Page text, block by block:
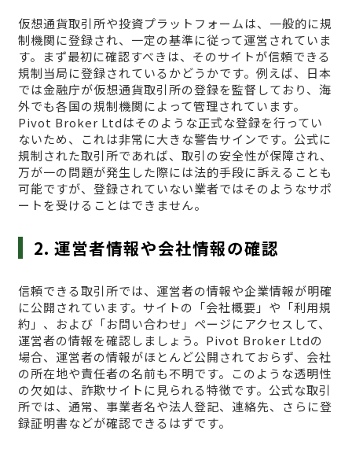
仮想通貨取引所や投資プラットフォームは、一般的に規
制機関に登録され、一定の基準に従って運営されていま
す。まず最初に確認すべきは、そのサイトが信頼できる
規制当局に登録されているかどうかです。例えば、日本
では金融庁が仮想通貨取引所の登録を監督しており、海
外でも各国の規制機関によって管理されています。
Pivot Broker Ltdはそのような正式な登録を行ってい
ないため、これは非常に大きな警告サインです。公式に
規制された取引所であれば、取引の安全性が保障され、
万が一の問題が発生した際には法的手段に訴えることも
可能ですが、登録されていない業者ではそのようなサポ
ートを受けることはできません。
2. 運営者情報や会社情報の確認
信頼できる取引所では、運営者の情報や企業情報が明確
に公開されています。サイトの「会社概要」や「利用規
約」、および「お問い合わせ」ページにアクセスして、
運営者の情報を確認しましょう。Pivot Broker Ltdの
場合、運営者の情報がほとんど公開されておらず、会社
の所在地や責任者の名前も不明です。このような透明性
の欠如は、詐欺サイトに見られる特徴です。公式な取引
所では、通常、事業者名や法人登記、連絡先、さらに登
録証明書などが確認できるはずです。